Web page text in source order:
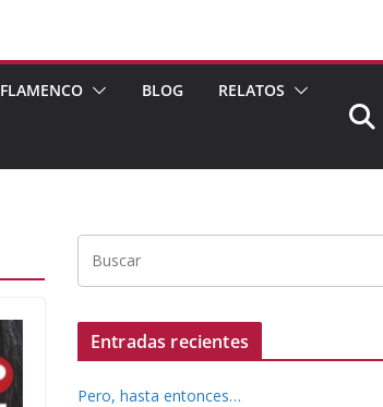
FLAMENCO BLOG RELATOS
Entradas recientes
Pero, hasta entonces…